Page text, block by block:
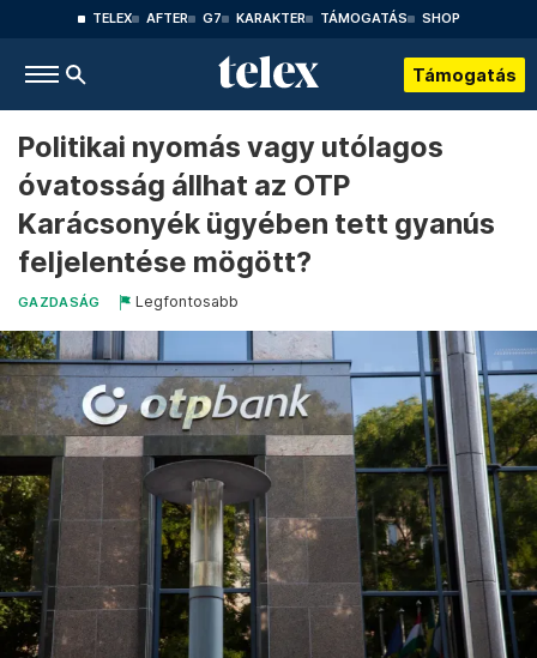
TELEX AFTER G7 KARAKTER TÁMOGATÁS SHOP
Támogatás
Politikai nyomás vagy utólagos
óvatosság állhat az OTP
Karácsonyék ügyében tett gyanús
feljelentése mögött?
GAZDASÁG Legfontosabb